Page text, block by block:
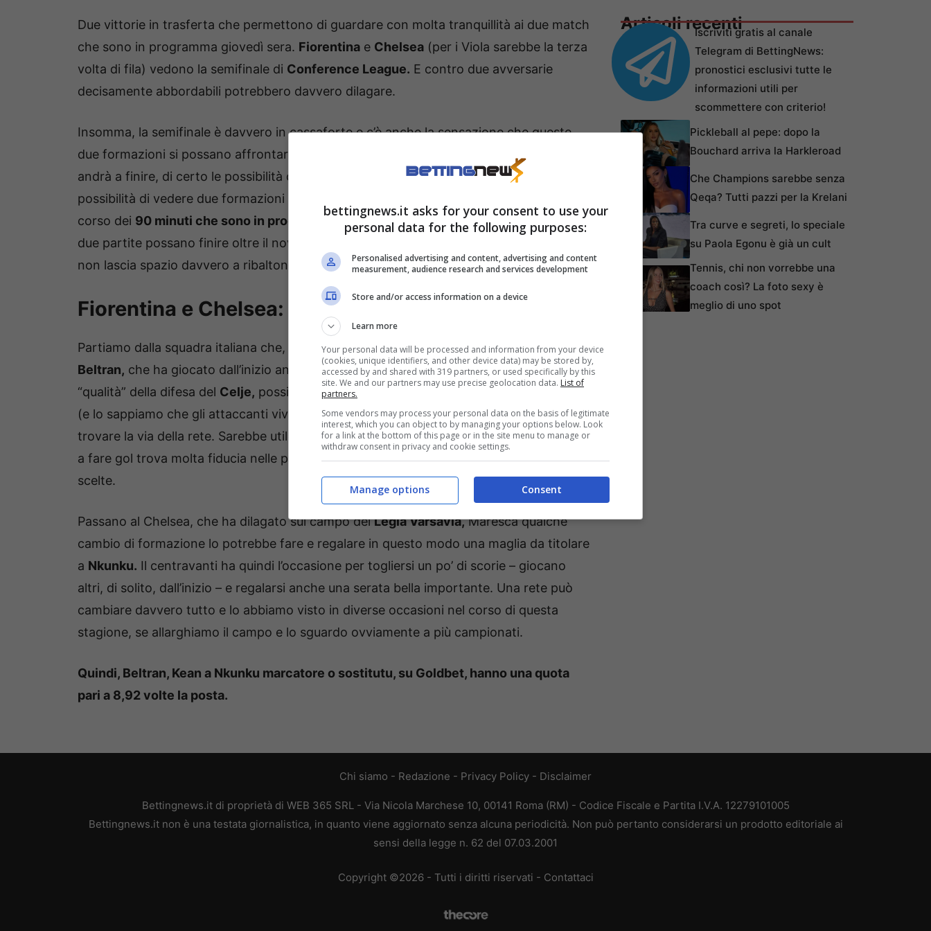
Due vittorie in trasferta che permettono di guardare con molta tranquillità ai due match
che sono in programma giovedì sera. Fiorentina e Chelsea (per i Viola sarebbe la terza
volta di fila) vedono la semifinale di Conference League. E contro due avversarie
decisamente abbordabili potrebbero davvero dilagare.
Insomma, la semifinale è davvero in cassaforte e c’è anche la sensazione che queste
due formazioni si possano affrontare nell’ultimo atto di questo torneo. Vedremo come
andrà a finire, di certo le possibilità ci stanno per entrambe. Come ci stanno le
possibilità di vedere due formazioni andare a segno quasi con regolarità disarmante nel
corso dei 90 minuti che sono in programma
. Sì, non c’è nessuna possibilità che queste
due partite possano finire oltre il novantesimo. Quello che s’è visto una settimana fa
non lascia spazio davvero a ribaltoni o cose del genere.
Fiorentina e Chelsea: ecco i marcatori
Partiamo dalla squadra italiana che, davanti, si dovrebbe presentare non solo con
Beltran, che ha giocato dall’inizio anche in Slovenia, ma anche con MoiseKean.Vista la
“qualità” della difesa del Celje, possiamo tranquillamente affermate che i due attaccanti
(e lo sappiamo che gli attaccanti vivono per il gol) che tutte e due possano riuscire a
trovare la via della rete. Sarebbe utile per tutti, anche per loro: si sa, quando uno riesce
a fare gol trova molta fiducia nelle proprie qualità. Sono queste, insomma, le nostre
scelte.
Passano al Chelsea, che ha dilagato sul campo delLegia Varsavia,Maresca qualche
cambio di formazione lo potrebbe fare e regalare in questo modo una maglia da titolare
a Nkunku. Il centravanti ha quindi l’occasione per togliersi un po’ di scorie – giocano
altri, di solito, dall’inizio – e regalarsi anche una serata bella importante. Una rete può
cambiare davvero tutto e lo abbiamo visto in diverse occasioni nel corso di questa
stagione, se allarghiamo il campo e lo sguardo ovviamente a più campionati.
Quindi, Beltran, Kean a Nkunku marcatore o sostitutu, su Goldbet, hanno una quota
pari a 8,92 volte la posta.
Articoli recentiIscriviti gratis al canale
Telegram di BettingNews:
pronostici esclusivi tutte le
informazioni utili per
scommettere con criterio!
Pickleball al pepe: dopo la
Bouchard arriva la Harkleroad
Che Champions sarebbe senza
Qeqa? Tutti pazzi per la Krelani
Tra curve e segreti, lo speciale
su Paola Egonu è già un cult
Tennis, chi non vorrebbe una
coach così? La foto sexy è
meglio di uno spot
Chi siamo - Redazione - Privacy Policy - Disclaimer
Bettingnews.it di proprietà di WEB 365 SRL - Via Nicola Marchese 10, 00141 Roma (RM) - Codice Fiscale e Partita I.V.A. 12279101005
Bettingnews.it non è una testata giornalistica, in quanto viene aggiornato senza alcuna periodicità. Non può pertanto considerarsi un prodotto editoriale ai
sensi della legge n. 62 del 07.03.2001
Copyright ©2026 - Tutti i diritti riservati - Contattaci
bettingnews.it asks for your consent to use your
personal data for the following purposes:
Personalised advertising and content, advertising and content
measurement, audience research and services development
Store and/or access information on a device
Learn more
Your personal data will be processed and information from your device
(cookies, unique identifiers, and other device data) may be stored by,
accessed by and shared with 319 partners, or used specifically by this
site. We and our partners may use precise geolocation data. List of
partners.
Some vendors may process your personal data on the basis of legitimate
interest, which you can object to by managing your options below. Look
for a link at the bottom of this page or in the site menu to manage or
withdraw consent in privacy and cookie settings.
Consent
Manage options